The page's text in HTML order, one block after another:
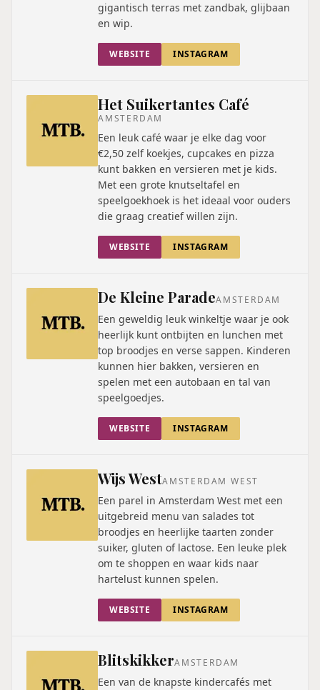
gigantisch terras met zandbak, glijbaan
en wip.
WEBSITE INSTAGRAM
Het Suikertantes Café
AMSTERDAM
Een leuk café waar je elke dag voor
€2,50 zelf koekjes, cupcakes en pizza
kunt bakken en versieren met je kids.
Met een grote knutseltafel en
speelgoekhoek is het ideaal voor ouders
die graag creatief willen zijn.
WEBSITE INSTAGRAM
De Kleine ParadeAMSTERDAM
Een geweldig leuk winkeltje waar je ook
heerlijk kunt ontbijten en lunchen met
top broodjes en verse sappen. Kinderen
kunnen hier bakken, versieren en
spelen met een autobaan en tal van
speelgoedjes.
WEBSITE INSTAGRAM
Wijs WestAMSTERDAM WEST
Een parel in Amsterdam West met een
uitgebreid menu van salades tot
broodjes en heerlijke taarten zonder
suiker, gluten of lactose. Een leuke plek
om te shoppen en waar kids naar
hartelust kunnen spelen.
WEBSITE INSTAGRAM
BlitskikkerAMSTERDAM
Een van de knapste kindercafés met